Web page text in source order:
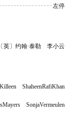
左停
〔英〕约翰·泰勒 李小云
ShaheenRafiKhan
SonjaVermeulen